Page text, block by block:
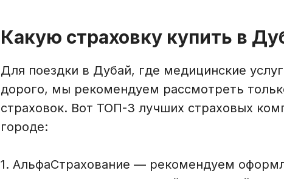
Какую страховку купить в
Для поездки в Дубай, где медицинские
дорого, мы рекомендуем рассмотреть
страховок. Вот ТОП-3 лучших страховых
городе:
1. АльфаСтрахование — рекомендуем